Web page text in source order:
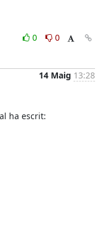
0
0
14 Maig 13:28
ha escrit: